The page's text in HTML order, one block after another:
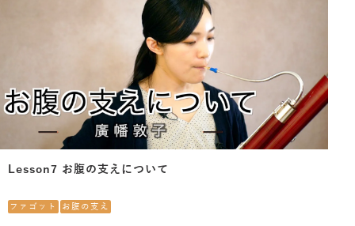
Lesson7 お腹の支えについて
ファゴット お腹の支え